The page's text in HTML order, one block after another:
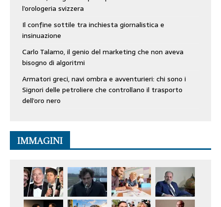
l’orologeria svizzera
Il confine sottile tra inchiesta giornalistica e
insinuazione
Carlo Talamo, il genio del marketing che non aveva
bisogno di algoritmi
Armatori greci, navi ombra e avventurieri: chi sono i
Signori delle petroliere che controllano il trasporto
dell’oro nero
IMMAGINI